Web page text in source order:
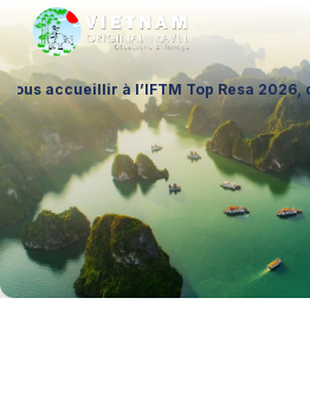
à l’IFTM Top Resa 2026, du 15 au